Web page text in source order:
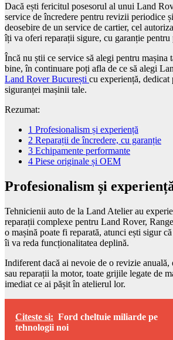
Dacă ești fericitul posesorul al unui Land
service de încredere pentru revizii periodice
deosebire de un service de cartier, cel
îți va oferi reparații sigure, cu garanție pentru
Încă nu știi ce service să alegi pentru mașina
bine, în continuare poți afla de ce să alegi
Land Rover București cu experiență, dedicat
siguranței mașinii tale.
Rezumat:
1 Profesionalism și experiență
2 Reparații de încredere, cu garanție
3 Echipamente performante
4 Piese originale și OEM
Profesionalism și
Tehnicienii auto de la Land Atelier au
reparații complexe pentru Land Rover,
o mașină poate fi reparată, atunci ești sigur
îi va reda funcționalitatea deplină.
Indiferent dacă ai nevoie de o revizie anuală,
sau reparații la motor, toate grijile legate de
imediat ce ai pășit în atelierul lor.
Citeste si: Ford cheltuie miliarde pe
tehnologii noi